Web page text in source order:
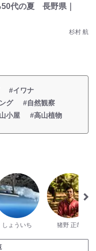
代の夏 長野県｜
杉村 航
#イワナ
グ
#自然観察
小屋 #高山植物
しょういち 猪野 正哉